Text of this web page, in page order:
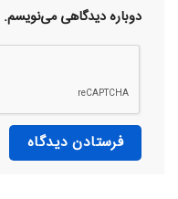
دوباره دیدگاهی می‌نویسم.